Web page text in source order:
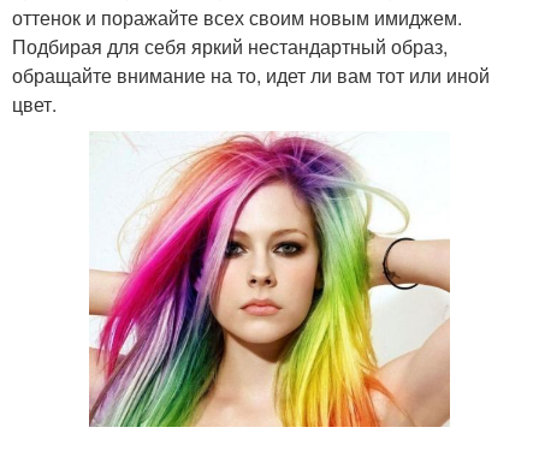
оттенок и поражайте всех своим новым имиджем.
Подбирая для себя яркий нестандартный образ,
обращайте внимание на то, идет ли вам тот или иной
цвет.